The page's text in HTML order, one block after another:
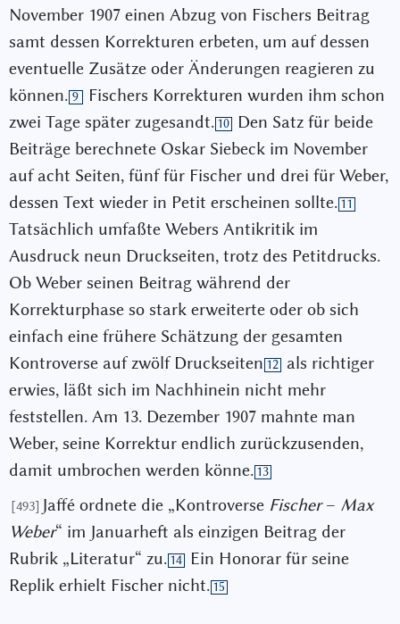
November 1907 einen Abzug von Fischers Beitrag
samt dessen Korrekturen erbeten, um auf dessen
eventuelle Zusätze oder Änderungen reagieren zu
können. 9
Fischers Korrekturen wurden ihm schon
zwei Tage später zugesandt. 10
Den Satz für beide
Beiträge berechnete Oskar Siebeck im November
auf acht Seiten, fünf für Fischer und drei für Weber,
dessen Text wieder in Petit erscheinen sollte. 11
Tatsächlich umfaßte Webers Antikritik im
Ausdruck neun Druckseiten, trotz des Petitdrucks.
Ob Weber seinen Beitrag während der
Korrekturphase so stark erweiterte oder ob sich
einfach eine frühere Schätzung der gesamten
Kontroverse auf zwölf Druckseiten 12 als richtiger
erwies, läßt sich im Nachhinein nicht mehr
feststellen. Am 13. Dezember 1907 mahnte man
Weber, seine Korrektur endlich zurückzusenden,
damit umbrochen werden könne. 13
[493] Jaffé ordnete die „Kontroverse Fischer– Max
Weber“ im Januarheft als einzigen Beitrag der
Rubrik „Literatur“ zu. 14
Ein Honorar für seine
Replik erhielt Fischer nicht. 15